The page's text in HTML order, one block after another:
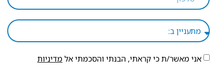
אני מאשר/ת כי קראתי, הבנתי והסכמתי אל מדיניות